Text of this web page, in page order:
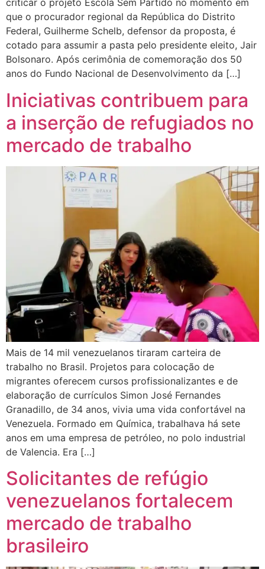
criticar o projeto Escola Sem Partido no momento em
que o procurador regional da República do Distrito
Federal, Guilherme Schelb, defensor da proposta, é
cotado para assumir a pasta pelo presidente eleito, Jair
Bolsonaro. Após cerimônia de comemoração dos 50
anos do Fundo Nacional de Desenvolvimento da […]
Iniciativas contribuem para
a inserção de refugiados no
mercado de trabalho
Mais de 14 mil venezuelanos tiraram carteira de
trabalho no Brasil. Projetos para colocação de
migrantes oferecem cursos profissionalizantes e de
elaboração de currículos Simon José Fernandes
Granadillo, de 34 anos, vivia uma vida confortável na
Venezuela. Formado em Química, trabalhava há sete
anos em uma empresa de petróleo, no polo industrial
de Valencia. Era […]
Solicitantes de refúgio
venezuelanos fortalecem
mercado de trabalho
brasileiro